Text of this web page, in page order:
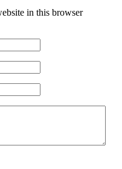
in this browser